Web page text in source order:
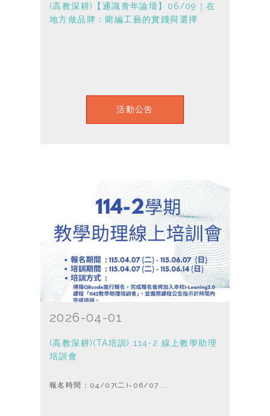
(高教深耕)【通識青年論壇】06/09｜在
地方做品牌：藺編工藝的實踐與選擇
活動公告
2026-04-01
(高教深耕)(TA培訓) 114-2 線上教學助理
培訓會
報名時間：04/07(二)~06/07 ...